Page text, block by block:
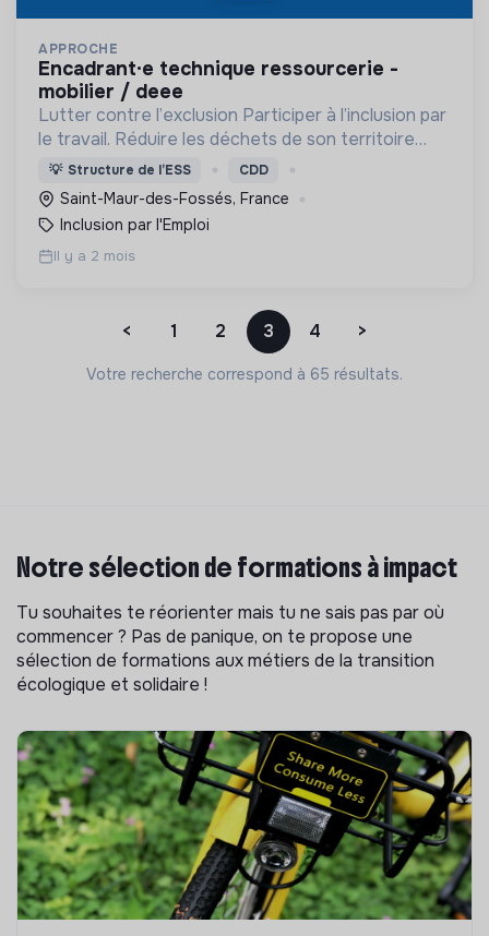
APPROCHE
encadrant·e technique ressourcerie -
mobilier / deee
Lutter contre l’exclusion Participer à l’inclusion par
le travail. Réduire les déchets de son territoire
Proposer des objets réemployés à prix solidaires
💡 Structure de l’ESS CDD
Saint-Maur-des-Fossés, France
Inclusion par l'Emploi
Il y a 2 mois
< 1 2 3 4 >
Votre recherche correspond à 65 résultats.
Notre sélection de formations à impact
Tu souhaites te réorienter mais tu ne sais pas par où
commencer ? Pas de panique, on te propose une
sélection de formations aux métiers de la transition
écologique et solidaire !